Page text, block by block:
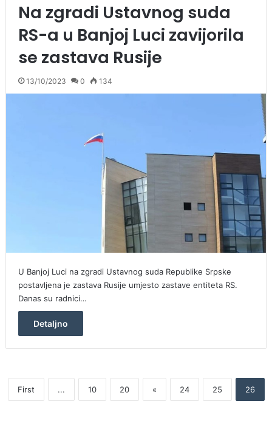
Na zgradi Ustavnog suda
RS-a u Banjoj Luci zavijorila
se zastava Rusije
13/10/2023 0 134
U Banjoj Luci na zgradi Ustavnog suda Republike Srpske
postavljena je zastava Rusije umjesto zastave entiteta RS.
Danas su radnici…
Detaljno
First ... 10 20 « 24 25 26